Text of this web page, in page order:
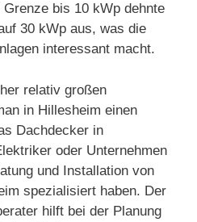
Grenze bis 10 kWp dehnte
30 kWp aus, was die
interessant macht.
relativ großen
in Hillesheim einen
Dachdecker in
oder Unternehmen
und Installation von
spezialisiert haben. Der
hilft bei der Planung